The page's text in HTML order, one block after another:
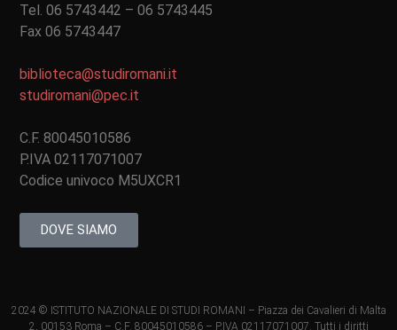
Tel. 06 5743442 – 06 5743445
Fax 06 5743447
biblioteca@studiromani.it
studiromani@pec.it
C.F. 80045010586
P.IVA 02117071007
Codice univoco M5UXCR1
DOVE SIAMO
2024 © ISTITUTO NAZIONALE DI STUDI ROMANI – Piazza dei Cavalieri di Malta
2, 00153 Roma – C.F. 80045010586 – P.IVA 02117071007. Tutti i diritti